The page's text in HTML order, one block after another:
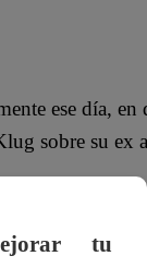
ese día,
sobre su ex
y la reina
tu